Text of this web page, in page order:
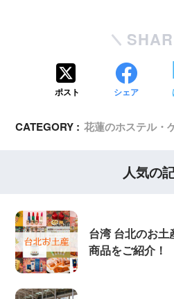
ポスト シェア
CATEGORY : 花蓮のホステル・
人気の
台湾 台北のお
商品をご紹介！